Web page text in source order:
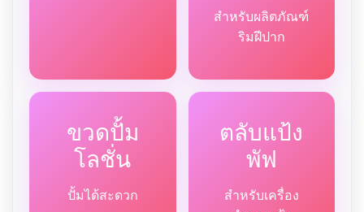
สำหรับผลิตภัณฑ์
ริมฝีปาก
ขวดปั้ม
โลชั่น
ปั้มได้สะดวก
ตลับแป้ง
พัฟ
สำหรับเครื่อง